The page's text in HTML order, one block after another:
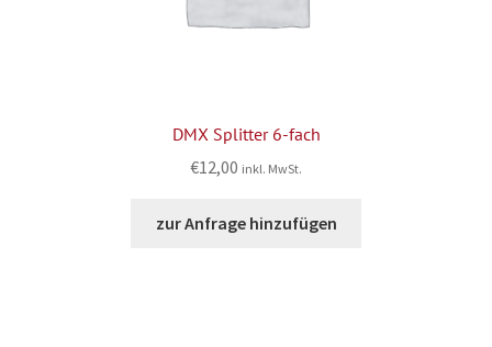
DMX Splitter 6-fach
€12,00 inkl. MwSt.
zur Anfrage hinzufügen